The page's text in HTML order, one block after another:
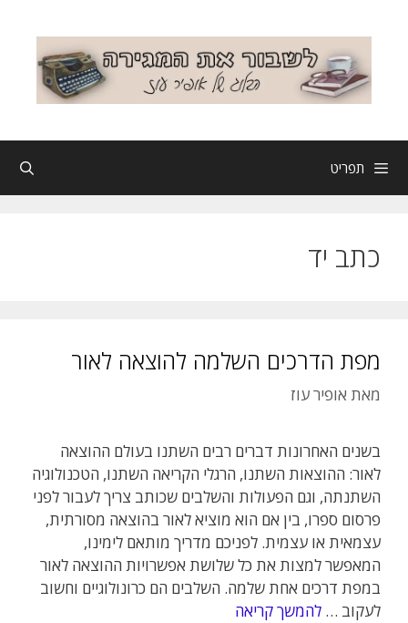
תפריט
כתב יד
מפת הדרכים השלמה להוצאה לאור
מאת אופיר עוז
בשנים האחרונות דברים רבים השתנו בעולם ההוצאה
לאור: ההוצאות השתנו, הרגלי הקריאה השתנו, הטכנולוגיה
השתנתה, וגם הפעולות והשלבים שכותב צריך לעבור לפני
פרסום ספרו, בין אם הוא מוציא לאור בהוצאה מסורתית,
עצמאית או עצמית. לפניכם מדריך מותאם לימינו,
המאפשר למצות את כל שלושת אפשרויות ההוצאה לאור
במפת דרכים אחת שלמה. השלבים הם כרונולוגיים וחשוב
לעקוב … להמשך קריאה